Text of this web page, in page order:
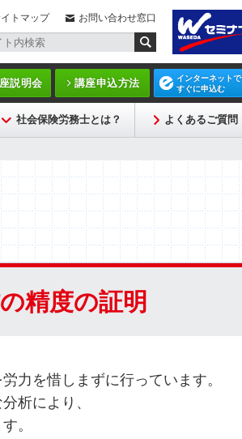
トマップ お問い合わせ窓口
説明会 講座申込方法
インターネットで
すぐに申込む
社会保険労務士とは？ よくあるご質問
精度の証明
力を惜しまずに行っています。
析により、
。